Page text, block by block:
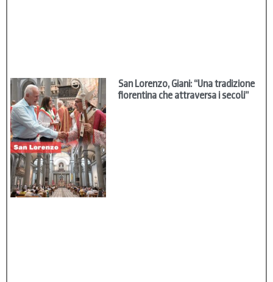
San Lorenzo, Giani: “Una tradizione
fiorentina che attraversa i secoli”